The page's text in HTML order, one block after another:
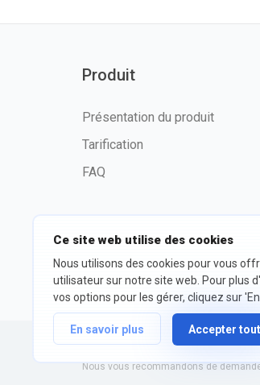
Ce site web utilise des cookies
Nous utilisons des cookies pour vous
utilisateur sur notre site web. Pour plus
vos options pour les gérer, cliquez sur
En savoir plus Accepter tout
Produit
Présentation du produit
Tarification
FAQ
©2026 fxssi.com
réservés
Site Web exploité par FXSSI LTD
Nous vous recommandons de